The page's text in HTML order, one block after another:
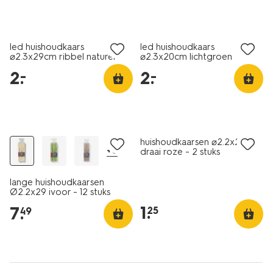
led huishoudkaars
⌀2.3x29cm ribbel naturel
2.
–
led huishoudkaars
⌀2.3x20cm lichtgroen
2.
–
+6
lange huishoudkaarsen
Ø2.2x29 ivoor - 12 stuks
7.
49
huishoudkaarsen ⌀2.2x20cm
draai roze - 2 stuks
1.
25